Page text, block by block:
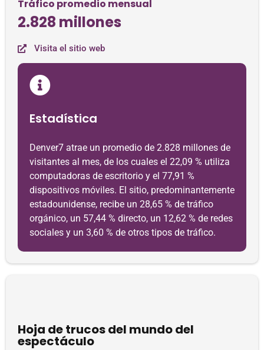
Tráfico promedio mensual
2.828 millones
Visita el sitio web
Estadística
Denver7 atrae un promedio de 2.828 millones de
visitantes al mes, de los cuales el 22,09 % utiliza
computadoras de escritorio y el 77,91 %
dispositivos móviles. El sitio, predominantemente
estadounidense, recibe un 28,65 % de tráfico
orgánico, un 57,44 % directo, un 12,62 % de redes
sociales y un 3,60 % de otros tipos de tráfico.
Hoja de trucos del mundo del
espectáculo